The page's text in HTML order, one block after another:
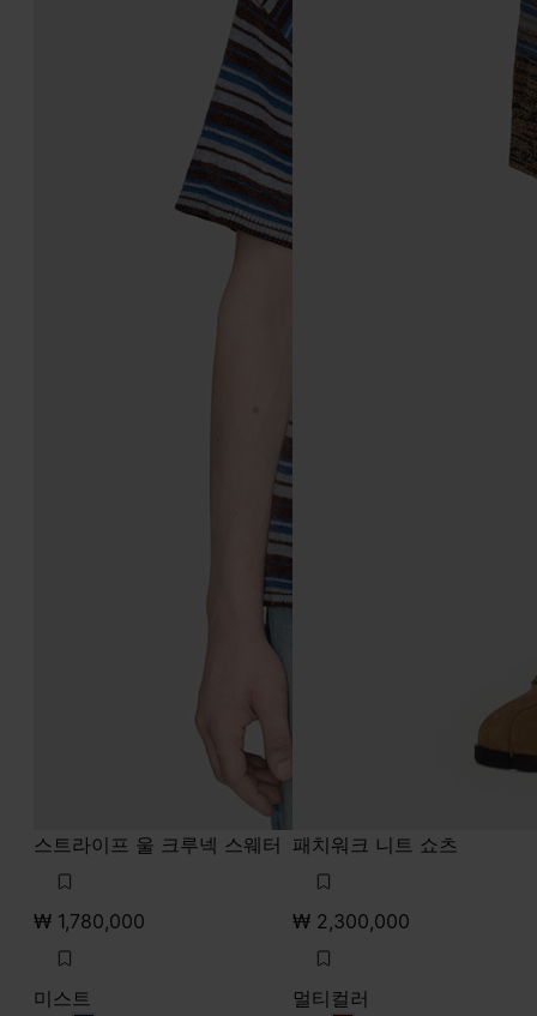
스트라이프 울 크루넥 스웨터
₩ 1,780,000
미스트
패치워크 니트 쇼츠
₩ 2,300,000
멀티컬러